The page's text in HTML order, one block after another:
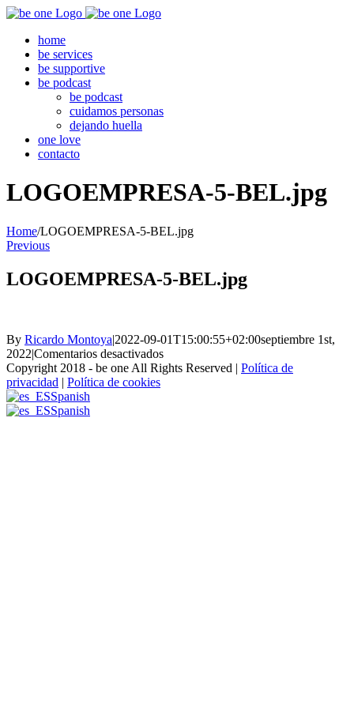
Skip
contenthome
be services
be supportive
be podcast
be podcast
cuidamos personas
dejando huella
one love
contacto
LOGOEMPRESA-5-BEL.jpg
Home/LOGOEMPRESA-5-BEL.jpg
Previous
LOGOEMPRESA-5-BEL.jpg
By Ricardo Montoya|2022-09-01T15:00:55+02:00septiembre 1st,
2022|Comentarios desactivadosen
LOGOEMPRESA-
Copyright 2018 - be one All Rights Reserved | Política de
privacidad | Política de cookies
Spanish
Spanish